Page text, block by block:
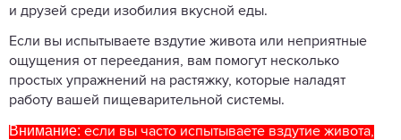
и друзей среди изобилия вкусной еды.
Если вы испытываете вздутие живота или неприятные
ощущения от переедания, вам помогут несколько
простых упражнений на растяжку, которые наладят
работу вашей пищеварительной системы.
Внимание: если вы часто испытываете вздутие живота,